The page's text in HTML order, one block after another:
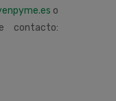
o
contacto: